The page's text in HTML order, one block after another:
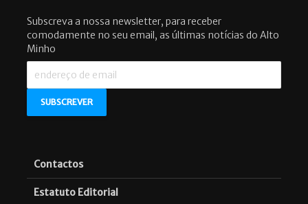
Subscreva a nossa newsletter, para receber
comodamente no seu email, as últimas notícias do Alto
Minho
Contactos
Estatuto Editorial